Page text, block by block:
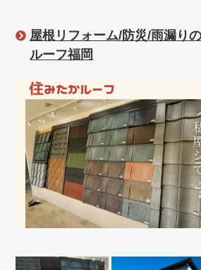
屋根リフォーム/防災/雨漏り
ルーフ福岡